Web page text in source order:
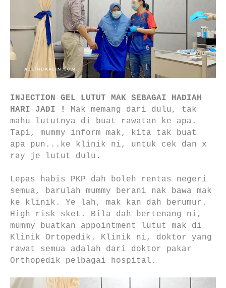
INJECTION GEL LUTUT MAK SEBAGAI HADIAH
HARI JADI !
Mak memang dari dulu, tak
mahu lututnya di buat rawatan ke apa.
Tapi, mummy inform mak, kita tak buat
apa pun...ke klinik ni, untuk cek dan x
ray je lutut dulu.
Lepas habis PKP dah boleh rentas negeri
semua, barulah mummy berani nak bawa mak
ke klinik. Ye lah, mak kan dah berumur.
High risk sket. Bila dah bertenang ni,
mummy buatkan appointment lutut mak di
Klinik Ortopedik. Klinik ni, doktor yang
rawat semua adalah dari doktor pakar
Orthopedik pelbagai hospital.